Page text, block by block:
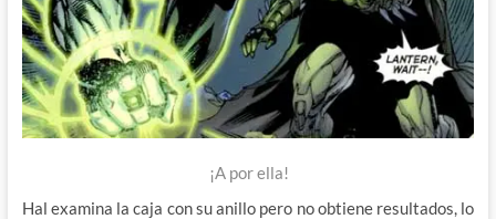
¡A por ella!
Hal examina la caja con su anillo pero no obtiene resultados, lo